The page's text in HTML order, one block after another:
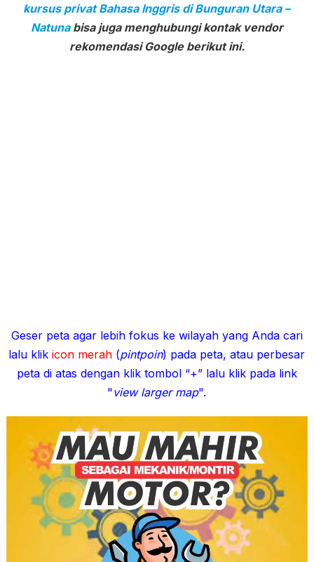
kursus privat Bahasa Inggris di Bunguran Utara –
Natunabisa juga menghubungi kontak vendor
rekomendasi Google berikut ini.
Geser peta agar lebih fokus ke wilayah yang Anda cari
lalu klikicon merah (pintpoin) pada peta, atau perbesar
peta di atas dengan klik tombol “+” lalu klik pada link
"view larger map".